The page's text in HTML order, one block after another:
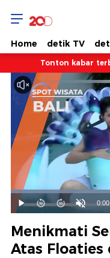
Home detik TV
Tonton kabar
Mainkan
Suara
Hidup
0:00
Menikmati
Atas Floaties